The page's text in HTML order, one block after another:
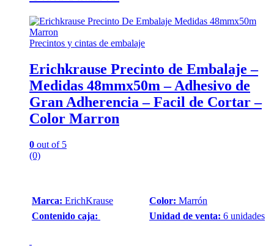
Precintos y cintas de embalaje
Erichkrause Precinto de Embalaje –
Medidas 48mmx50m – Adhesivo de
Gran Adherencia – Facil de Cortar –
Color Marron
0 out of 5
(0)
Marca: ErichKrause Color: Marrón
Contenido caja:
Unidad de venta: 6 unidades